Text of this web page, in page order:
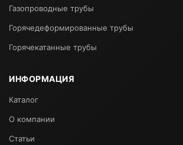
Газопроводные трубы
Горячедеформированные трубы
Горячекатанные трубы
ИНФОРМАЦИЯ
Каталог
О компании
Статьи